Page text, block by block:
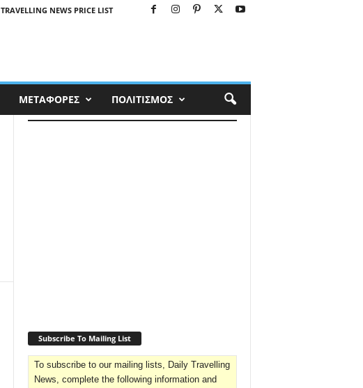
TRAVELLING NEWS PRICE LIST
ΜΕΤΑΦΟΡΕΣ ΠΟΛΙΤΙΣΜΟΣ
Subscribe To Mailing List
To subscribe to our mailing lists, Daily Travelling
News, complete the following information and